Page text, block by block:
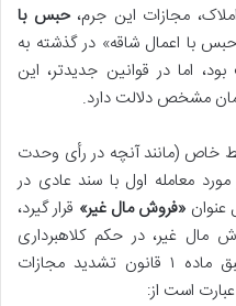
حبس با
با اعمال شاقه» در گذشته به
اما در قوانین جدیدتر، این
مشخص دلالت دارد.
خاص (مانند آنچه در رأی وحدت
در مورد معامله اول با سند عادی در
«فروش مال غیر» قرار گیرد،
مال غیر، در حکم کلاهبرداری
محسوب می شود و مجازات آن طبق ماده ۱ قانون تشدید مجازات
است از: